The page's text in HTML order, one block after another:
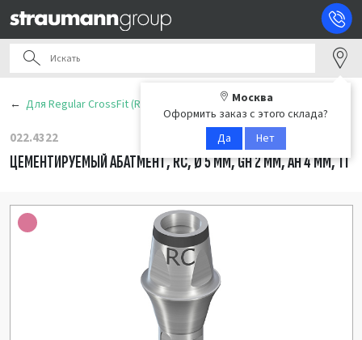
Москва
Оформить заказ с этого склада?
Да
Нет
Для Regular CrossFit (RC)
022.4322
ЦЕМЕНТИРУЕМЫЙ АБАТМЕНТ, RC, Ø 5 ММ, GH 2 ММ, AH 4 ММ, TI